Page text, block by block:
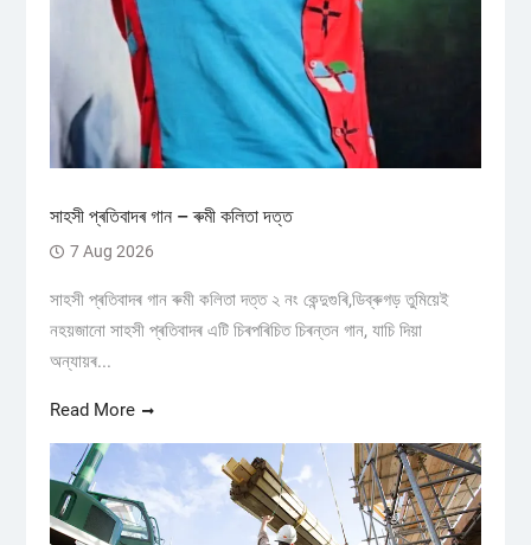
সাহসী প্ৰতিবাদৰ গান – ৰুমী কলিতা দত্ত
7 Aug 2026
সাহসী প্ৰতিবাদৰ গান ৰুমী কলিতা দত্ত ২ নং কেন্দুগুৰি,ডিব্ৰুগড় তুমিয়েই
নহয়জানো সাহসী প্ৰতিবাদৰ এটি চিৰপৰিচিত চিৰন্তন গান, যাচি দিয়া
অন্যায়ৰ...
Read More